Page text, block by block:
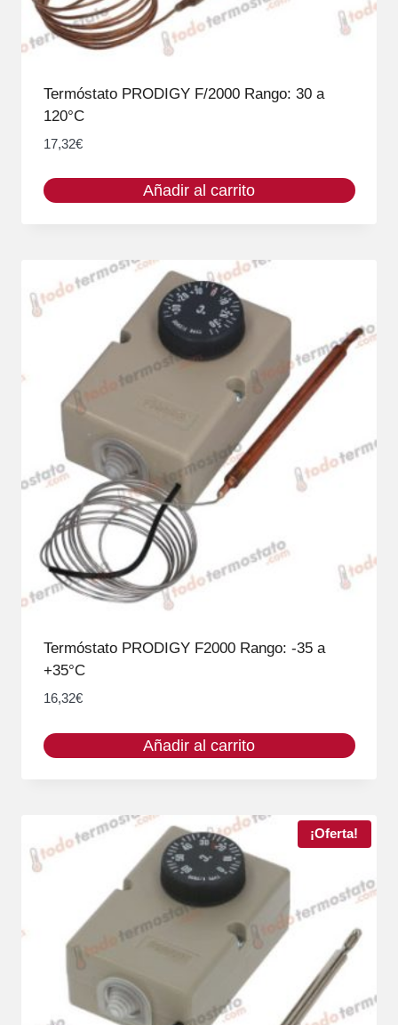
Termóstato PRODIGY F/2000 Rango: 30 a
120°C
17,32€
Añadir al carrito
Termóstato PRODIGY F2000 Rango: -35 a
+35°C
16,32€
Añadir al carrito
¡Oferta!